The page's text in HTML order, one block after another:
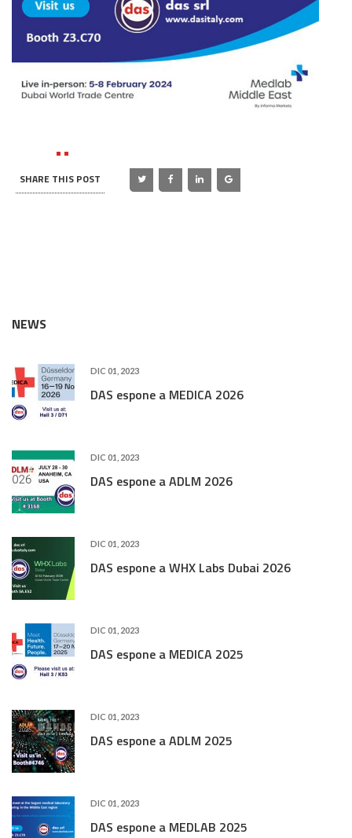
SHARE THIS POST
NEWS
DIC 01, 2023
DAS espone a MEDICA 2026
DIC 01, 2023
DAS espone a ADLM 2026
DIC 01, 2023
DAS espone a WHX Labs Dubai 2026
DIC 01, 2023
DAS espone a MEDICA 2025
DIC 01, 2023
DAS espone a ADLM 2025
DIC 01, 2023
DAS espone a MEDLAB 2025